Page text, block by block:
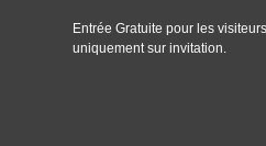
Entrée Gratuite pour les visiteurs
uniquement sur invitation.